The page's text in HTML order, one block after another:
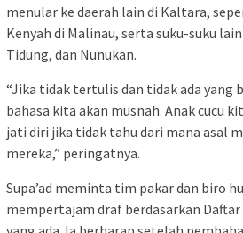
menular ke daerah lain di Kaltara,
Kenyah di Malinau, serta suku-suku
Tidung, dan Nunukan.
“Jika tidak tertulis dan tidak ada yang
bahasa kita akan musnah. Anak cucu
jati diri jika tidak tahu dari mana asal
mereka,” peringatnya.
Supa’ad meminta tim pakar dan biro
mempertajam draf berdasarkan Daftar